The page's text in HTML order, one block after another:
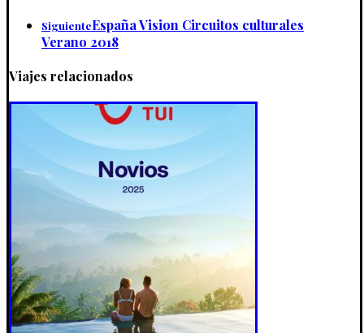
SiguienteEspaña Vision Circuitos culturales
Verano 2018
Viajes relacionados